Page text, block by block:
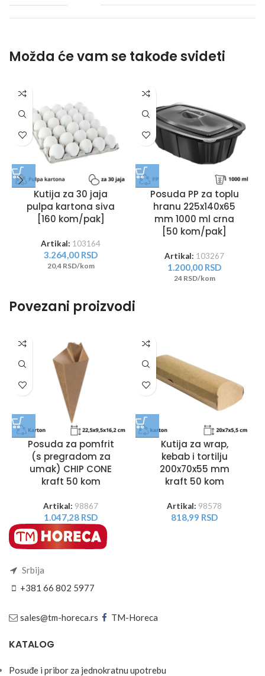
Možda će vam se takođe svideti
Kutija za 30 jaja
pulpa kartona siva
[160 kom/pak]
Artikal: 103164
3.264,00 RSD
20,4 RSD/kom
Posuda PP za toplu
hranu 225x140x65
mm 1000 ml crna
[50 kom/pak]
Artikal: 103267
1.200,00 RSD
24 RSD/kom
Povezani proizvodi
Posuda za pomfrit
(s pregradom za
umak) CHIP CONE
kraft 50 kom
Artikal: 98867
1.047,28 RSD
Kutija za wrap,
kebab i tortilju
200x70x55 mm
kraft 50 kom
Artikal: 98578
818,99 RSD
Srbija
+381 66 802 5977
sales@tm-horeca.rs TM-Horeca
KATALOG
Posuđe i pribor za jednokratnu upotrebu